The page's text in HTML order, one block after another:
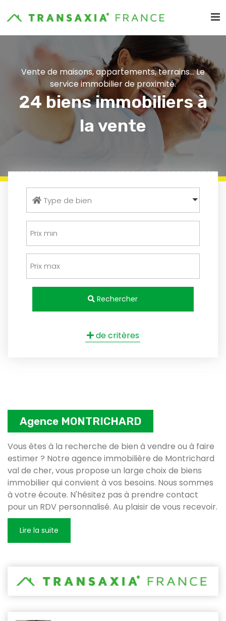
Vente de maisons, appartements, terrains... Le
service immobilier de proximité.
24 biens immobiliers à
la vente
Type de bien
Rechercher
de critères
Agence MONTRICHARD
Vous êtes à la recherche de bien à vendre ou à faire
estimer ? Notre agence immobilière de Montrichard
val de cher, vous propose un large choix de biens
immobilier qui convient à vos besoins. Nous sommes
à votre écoute. N'hésitez pas à prendre contact
pour un RDV personnalisé. Au plaisir de vous recevoir.